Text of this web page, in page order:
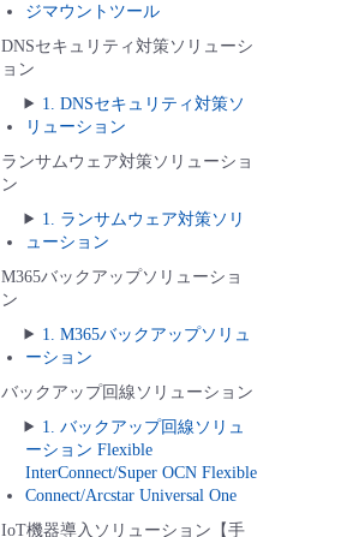
ジマウントツール
DNSセキュリティ対策ソリューシ
ョン
1. DNSセキュリティ対策ソ
リューション
ランサムウェア対策ソリューショ
ン
1. ランサムウェア対策ソリ
ューション
M365バックアップソリューショ
ン
1. M365バックアップソリュ
ーション
バックアップ回線ソリューション
1. バックアップ回線ソリュ
ーション Flexible
InterConnect/Super OCN Flexible
Connect/Arcstar Universal One
IoT機器導入ソリューション【手